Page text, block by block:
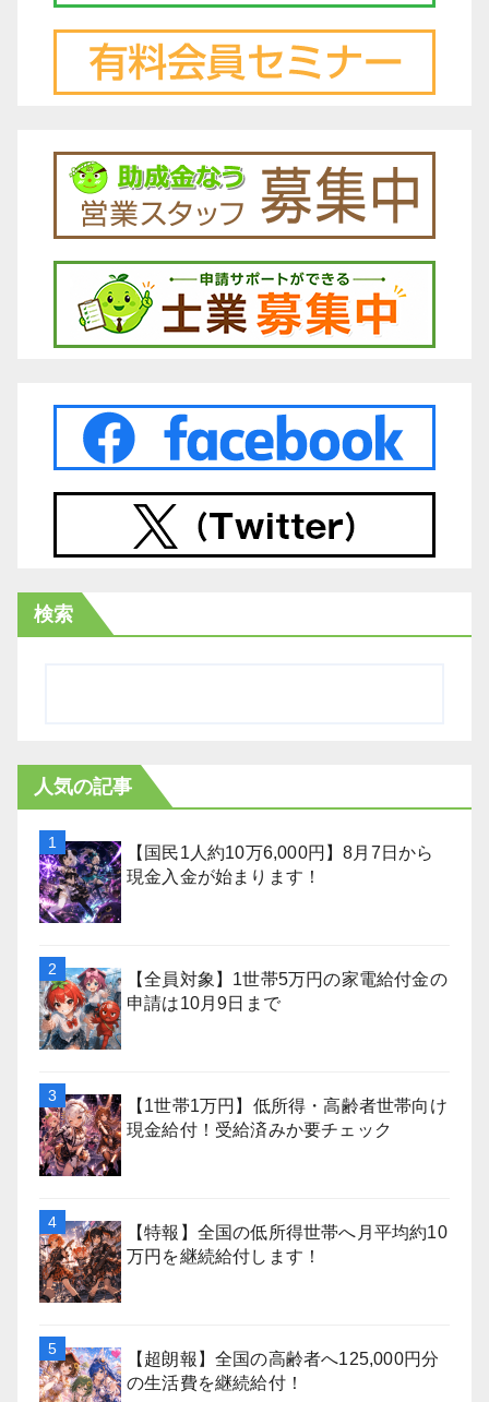
検索
人気の記事
【国民1人約10万6,000円】8月7日から
現金入金が始まります！
【全員対象】1世帯5万円の家電給付金の
申請は10月9日まで
【1世帯1万円】低所得・高齢者世帯向け
現金給付！受給済みか要チェック
【特報】全国の低所得世帯へ月平均約10
万円を継続給付します！
【超朗報】全国の高齢者へ125,000円分
の生活費を継続給付！